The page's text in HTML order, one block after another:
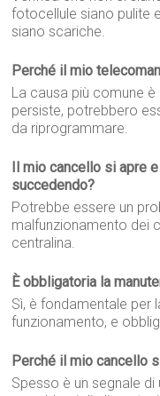
fotocellule siano pulite
siano scariche.
Perché il mio
La causa più comune
persiste, potrebbero
da riprogrammare.
Il mio cancello si apre
succedendo?
Potrebbe essere un
malfunzionamento dei
centralina.
È obbligatoria la
Sì, è fondamentale per
funzionamento, e
Perché il mio cancello
Spesso è un segnale